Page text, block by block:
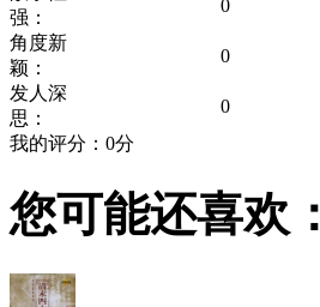
强：
0
角度新
颖：
0
发人深
思：
0
我的评分： 0分
您可能还喜欢：